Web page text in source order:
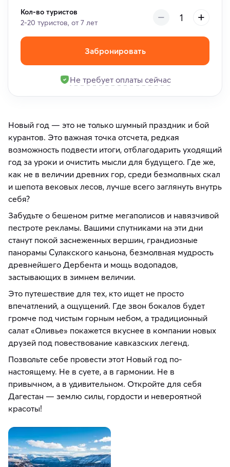
Кол-во туристов
2-20 туристов, от 7 лет
Забронировать
Не требует оплаты сейчас
Новый год — это не только шумный праздник и бой
курантов. Это важная точка отсчета, редкая
возможность подвести итоги, отблагодарить уходящий
год за уроки и очистить мысли для будущего. Где же,
как не в величии древних гор, среди безмолвных скал
и шепота вековых лесов, лучше всего заглянуть внутрь
себя?
Забудьте о бешеном ритме мегаполисов и навязчивой
пестроте рекламы. Вашими спутниками на эти дни
станут покой заснеженных вершин, грандиозные
панорамы Сулакского каньона, безмолвная мудрость
древнейшего Дербента и мощь водопадов,
застывающих в зимнем величии.
Это путешествие для тех, кто ищет не просто
впечатлений, а ощущений. Где звон бокалов будет
громче под чистым горным небом, а традиционный
салат «Оливье» покажется вкуснее в компании новых
друзей под повествование кавказских легенд.
Позвольте себе провести этот Новый год по-
настоящему. Не в суете, а в гармонии. Не в
привычном, а в удивительном. Откройте для себя
Дагестан — землю силы, гордости и невероятной
красоты!